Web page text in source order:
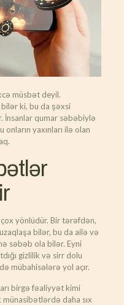
müsbət deyil.
bilər ki, bu da şəxsi
İnsanlar qumar səbəbiylə
yaxınları ilə olan
yönlüdür. Bir tərəfdən,
bilər, bu da ailə və
səbəb ola bilər. Eyni
gizlilik və sirr dolu
mübahisələrə yol açır.
birgə fəaliyyət kimi
daha sıx